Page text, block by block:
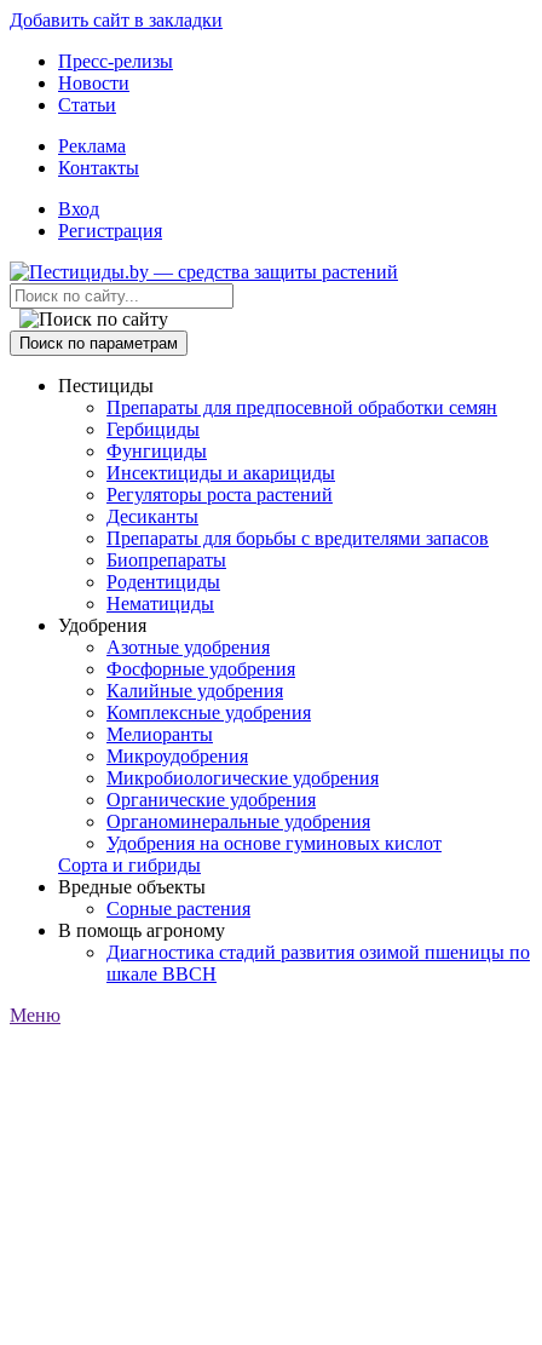
Добавить сайт в закладки
Пресс-релизы
Новости
Статьи
Реклама
Контакты
Вход
Регистрация
Поиск по параметрам
Пестициды
Препараты для предпосевной обработки семян
Гербициды
Фунгициды
Инсектициды и акарициды
Регуляторы роста растений
Десиканты
Препараты для борьбы с вредителями запасов
Биопрепараты
Родентициды
Нематициды
Удобрения
Азотные удобрения
Фосфорные удобрения
Калийные удобрения
Комплексные удобрения
Мелиоранты
Микроудобрения
Микробиологические удобрения
Органические удобрения
Органоминеральные удобрения
Удобрения на основе гуминовых кислот
Сорта и гибриды
Вредные объекты
Сорные растения
В помощь агроному
Диагностика стадий развития озимой пшеницы по
шкале ВВСН
Меню